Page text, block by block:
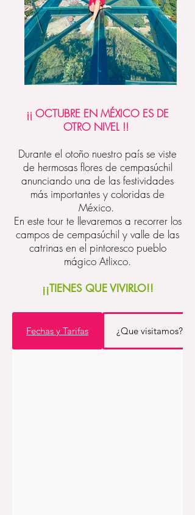
¡¡ OCTUBRE EN MÉXICO ES DE
OTRO NIVEL !!
Durante el otoño nuestro país se viste
de hermosas flores de cempasúchil
anunciando una de las festividades
más importantes y coloridas de
México.
En este tour te llevaremos a recorrer los
campos de cempasúchil y valle de las
catrinas en el pintoresco pueblo
mágico Atlixco.
¡¡TIENES QUE VIVIRLO!!
Fechas y Tarifas ¿Que visitamos?